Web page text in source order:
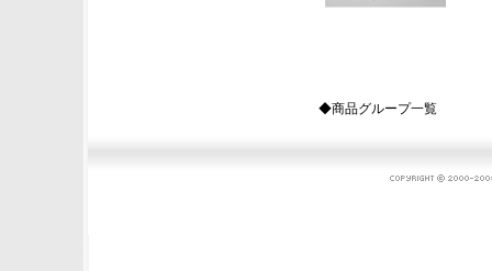
◆商品グループ一覧